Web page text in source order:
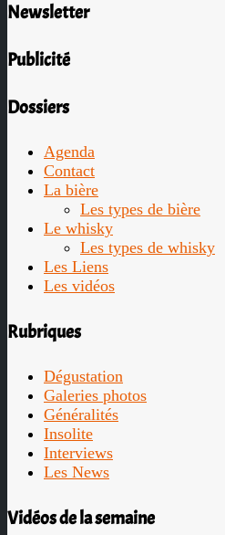
Newsletter
Publicité
Dossiers
Agenda
Contact
La bière
Les types de bière
Le whisky
Les types de whisky
Les Liens
Les vidéos
Rubriques
Dégustation
Galeries photos
Généralités
Insolite
Interviews
Les News
Vidéos de la semaine